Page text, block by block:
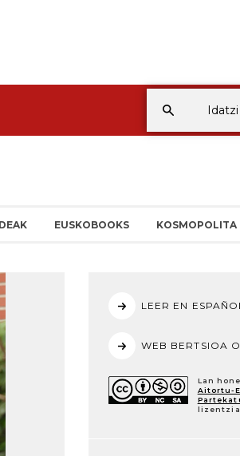
EUSKOBOOKS KOSMOPOLITA
LEER EN
WEB BERTSIOA
Lan
Aitortu-
lizentzia